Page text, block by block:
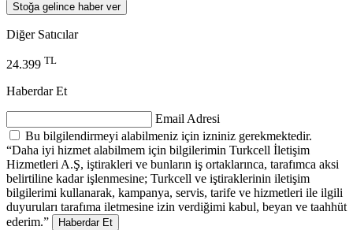
Stoğa gelince haber ver
Diğer Satıcılar
24.399 TL
Haberdar Et
Email Adresi
Bu bilgilendirmeyi alabilmeniz için izniniz gerekmektedir.
“Daha iyi hizmet alabilmem için bilgilerimin Turkcell İletişim
Hizmetleri A.Ş, iştirakleri ve bunların iş ortaklarınca, tarafımca aksi
belirtiline kadar işlenmesine; Turkcell ve iştiraklerinin iletişim
bilgilerimi kullanarak, kampanya, servis, tarife ve hizmetleri ile ilgili
duyuruları tarafıma iletmesine izin verdiğimi kabul, beyan ve taahhüt
ederim.”
Haberdar Et